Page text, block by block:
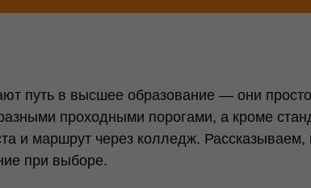
путь в высшее образование — они просто
проходными порогами, а кроме
и маршрут через колледж. Рассказываем,
при выборе.